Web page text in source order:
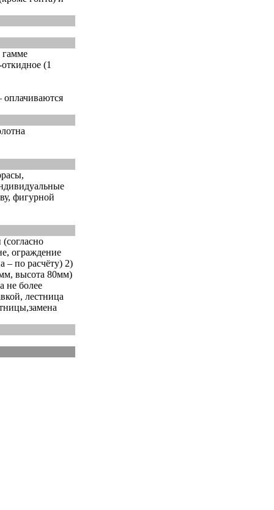
гамме
(1
оплачиваются
фигурной
ограждение
– по расчёту) 2)
высота 80мм)
не более
лестница